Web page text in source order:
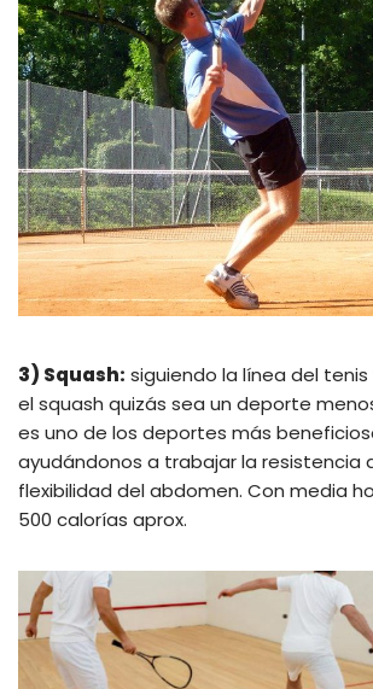
3) Squash: siguiendo la línea del
el squash quizás sea un deporte
es uno de los deportes más
ayudándonos a trabajar la resistencia
flexibilidad del abdomen. Con media
500 calorías aprox.